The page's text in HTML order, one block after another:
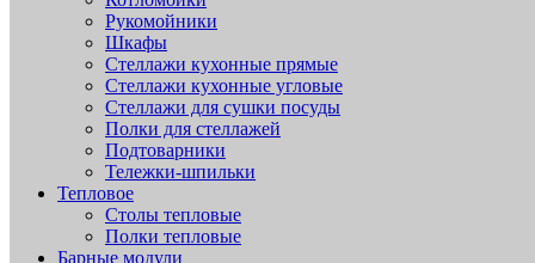
Рукомойники
Шкафы
Стеллажи кухонные прямые
Стеллажи кухонные угловые
Стеллажи для сушки посуды
Полки для стеллажей
Подтоварники
Тележки-шпильки
Тепловое
Столы тепловые
Полки тепловые
Барные модули